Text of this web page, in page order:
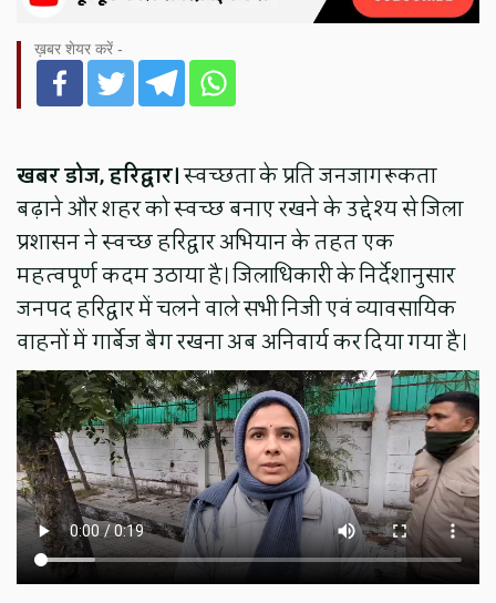
ख़बर शेयर करें -
खबर डोज, हरिद्वार।स्वच्छता के प्रति जनजागरूकता
बढ़ाने और शहर को स्वच्छ बनाए रखने के उद्देश्य से जिला
प्रशासन ने स्वच्छ हरिद्वार अभियान के तहत एक
महत्वपूर्ण कदम उठाया है। जिलाधिकारी के निर्देशानुसार
जनपद हरिद्वार में चलने वाले सभी निजी एवं व्यावसायिक
वाहनों में गार्बेज बैग रखना अब अनिवार्य कर दिया गया है।